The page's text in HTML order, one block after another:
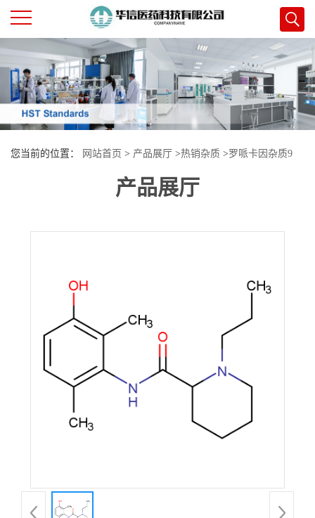
公
司
首
页
司
书
您当前的位置： 网站首页 > 产品展厅 >热销杂质 >罗哌卡因杂质9
产品展厅